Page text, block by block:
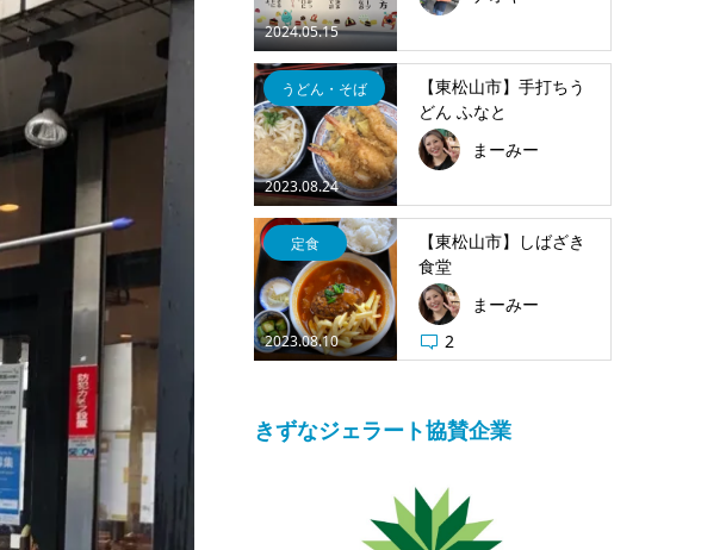
2024.05.15
2023.08.24
うどん・そば
【東松山市】手打ちう
どん ふなと
まーみー
2023.08.10
定食
【東松山市】しばざき
食堂
まーみー
2
きずなジェラート協賛企業